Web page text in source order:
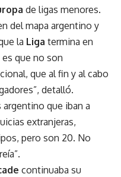
de ligas menores.
del mapa argentino y
la Liga termina en
que no son
que al fin y al cabo
detalló.
argentino que iban a
extranjeras,
pero son 20. No
continuaba su